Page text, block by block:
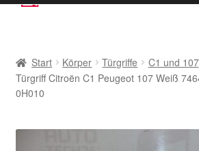
Navigation
Inhalt
AGB
Start Körper Türgriffe C1 und 107
Türgriff Citroën C1 Peugeot 107 Weiß
0H010